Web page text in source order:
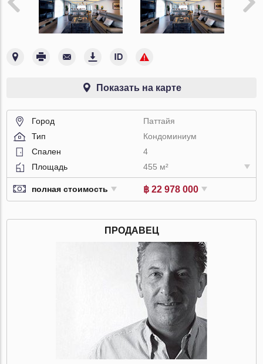
Показать на карте
Город
Паттайя
Тип
Кондоминиум
Спален
4
Площадь
455 м²
полная стоимость ฿ 22 978 000
ПРОДАВЕЦ